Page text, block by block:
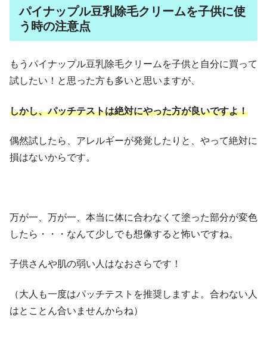
パイナップル豆乳除毛クリームを子供に使
う時の注意点
もうパイナップル豆乳除毛クリームを子供と自分に買って
試したい！と思った方も多いと思いますが、
しかし、パッチテストは絶対にやった方が良いですよ！
偶然試したら、アレルギーが発覚したりと、やって絶対に
損はないからです。
万が一、万が一、本当に体に合わなくて塗った部分が変色
したら・・・なんて少しでも想像すると怖いですね。
子供さんや肌の弱い人はなおさらです！
（大人も一度はパッチテストを推奨しますよ。合わない人
はとことん合いませんからね）